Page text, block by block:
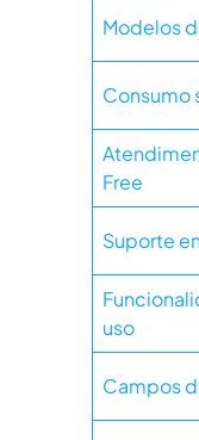
Modelos
Consumo
Free
Suporte
uso
Campos